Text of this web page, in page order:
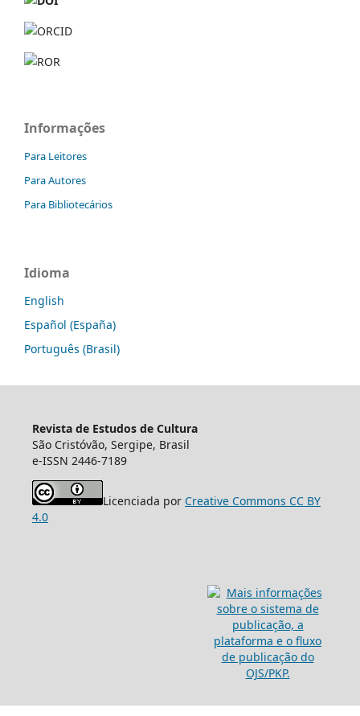
Informações
Para Leitores
Para Autores
Para Bibliotecários
Idioma
English
Español (España)
Português (Brasil)
Revista de Estudos de Cultura
São Cristóvão, Sergipe, Brasil
e-ISSN 2446-7189
Licenciada por Creative Commons CC BY
4.0